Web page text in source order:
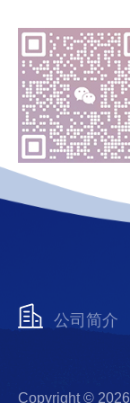
公司简介
Copyright ©